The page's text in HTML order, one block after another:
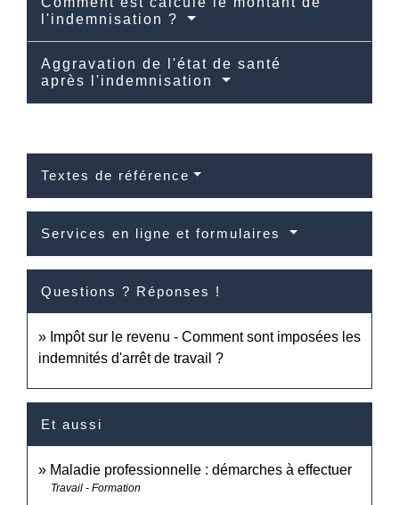
l'indemnisation ?
Aggravation de l'état de santé
après l'indemnisation
Textes de référence
Services en ligne et formulaires
Questions ? Réponses !
Impôt sur le revenu - Comment sont imposées les
indemnités d'arrêt de travail ?
Et aussi
Maladie professionnelle : démarches à effectuer
Travail - Formation